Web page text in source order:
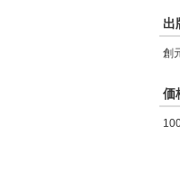
出
創
価